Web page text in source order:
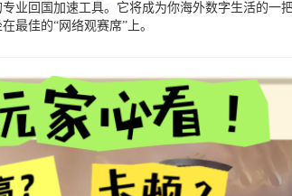
业回国加速工具。它将成为你海外数字生活的
最佳的“网络观赛席”上。